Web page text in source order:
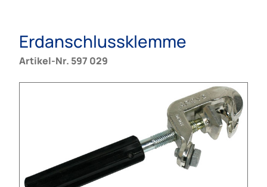
Erdanschlussklemme
Artikel-Nr. 597 029